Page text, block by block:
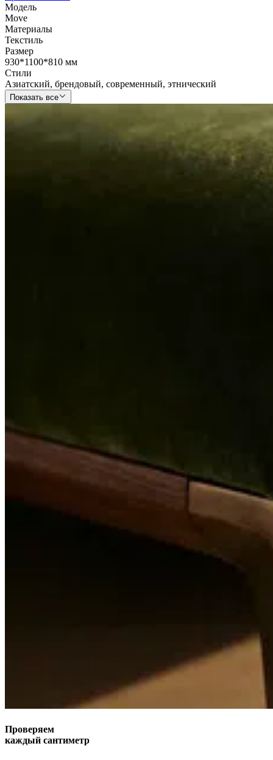
Модель
Move
Материалы
Текстиль
Размер
930*1100*810 мм
Стили
Азиатский, брендовый, современный, этнический
Показать все
Проверяем
каждый сантиметр